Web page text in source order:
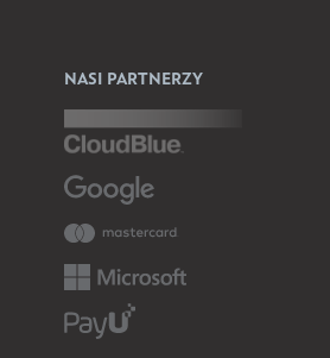
NASI PARTNERZY